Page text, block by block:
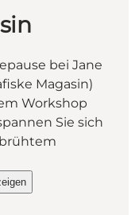
bei Jane
Magasin)
Workshop
Sie sich
Magasin on_map